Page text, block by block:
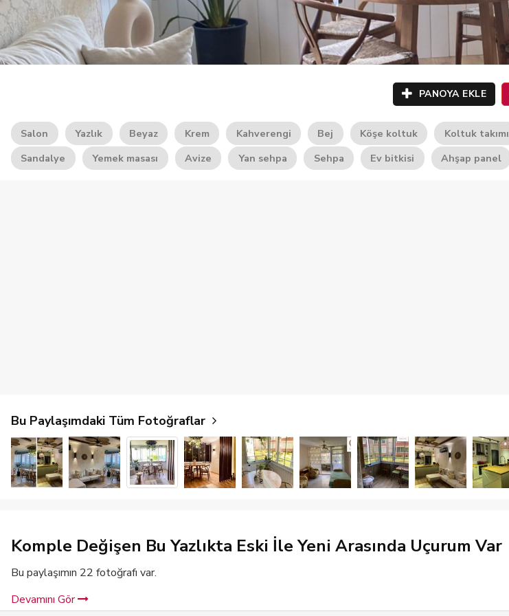
PANOYA EKLE
Salon Yazlık Beyaz Krem Kahverengi Bej Köşe koltuk Koltuk takımı
Sandalye
Yemek masası Avize Yan sehpa Sehpa Ev bitkisi Ahşap panel
Bu Paylaşımdaki Tüm Fotoğraflar
Komple Değişen Bu Yazlıkta Eski İle Yeni Arasında Uçurum Var
Bu paylaşımın 22 fotoğrafı var.
Devamını Gör